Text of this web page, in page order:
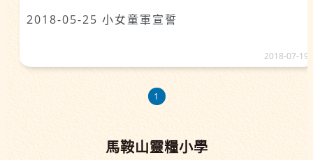
2018-05-25 小女童軍宣誓
2018-07-19
1
馬鞍山靈糧小學